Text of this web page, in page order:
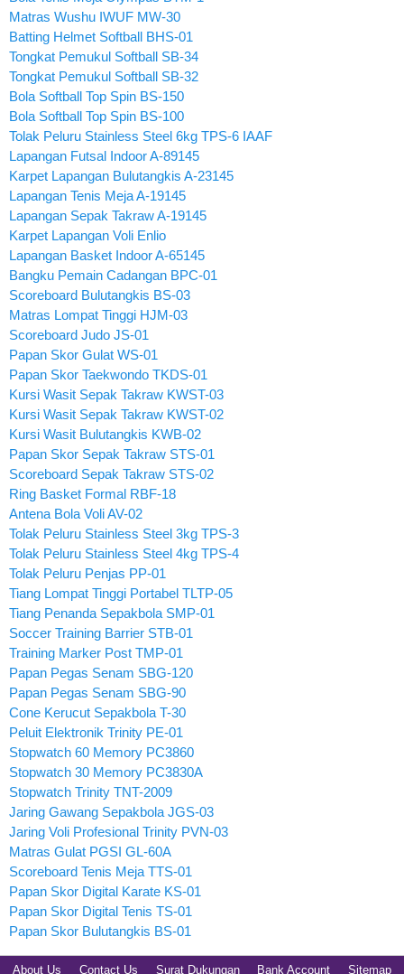
Matras Wushu IWUF MW-30
Batting Helmet Softball BHS-01
Tongkat Pemukul Softball SB-34
Tongkat Pemukul Softball SB-32
Bola Softball Top Spin BS-150
Bola Softball Top Spin BS-100
Tolak Peluru Stainless Steel 6kg TPS-6 IAAF
Lapangan Futsal Indoor A-89145
Karpet Lapangan Bulutangkis A-23145
Lapangan Tenis Meja A-19145
Lapangan Sepak Takraw A-19145
Karpet Lapangan Voli Enlio
Lapangan Basket Indoor A-65145
Bangku Pemain Cadangan BPC-01
Scoreboard Bulutangkis BS-03
Matras Lompat Tinggi HJM-03
Scoreboard Judo JS-01
Papan Skor Gulat WS-01
Papan Skor Taekwondo TKDS-01
Kursi Wasit Sepak Takraw KWST-03
Kursi Wasit Sepak Takraw KWST-02
Kursi Wasit Bulutangkis KWB-02
Papan Skor Sepak Takraw STS-01
Scoreboard Sepak Takraw STS-02
Ring Basket Formal RBF-18
Antena Bola Voli AV-02
Tolak Peluru Stainless Steel 3kg TPS-3
Tolak Peluru Stainless Steel 4kg TPS-4
Tolak Peluru Penjas PP-01
Tiang Lompat Tinggi Portabel TLTP-05
Tiang Penanda Sepakbola SMP-01
Soccer Training Barrier STB-01
Training Marker Post TMP-01
Papan Pegas Senam SBG-120
Papan Pegas Senam SBG-90
Cone Kerucut Sepakbola T-30
Peluit Elektronik Trinity PE-01
Stopwatch 60 Memory PC3860
Stopwatch 30 Memory PC3830A
Stopwatch Trinity TNT-2009
Jaring Gawang Sepakbola JGS-03
Jaring Voli Profesional Trinity PVN-03
Matras Gulat PGSI GL-60A
Scoreboard Tenis Meja TTS-01
Papan Skor Digital Karate KS-01
Papan Skor Digital Tenis TS-01
Papan Skor Bulutangkis BS-01
About Us Contact Us Surat Dukungan Bank Account Sitemap